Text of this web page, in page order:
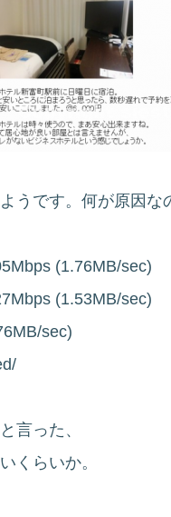
うです。何が原因な
(1.76MB/sec)
(1.53MB/sec)
sec)
言った、
くらいか。